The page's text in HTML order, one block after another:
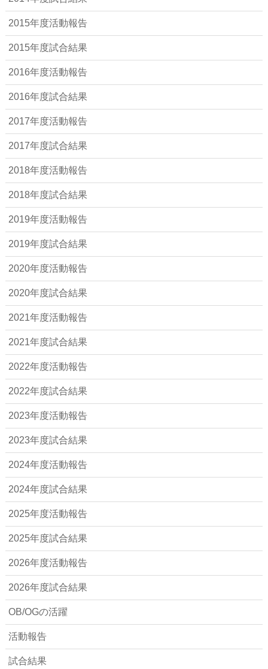
2015年度活動報告
2015年度試合結果
2016年度活動報告
2016年度試合結果
2017年度活動報告
2017年度試合結果
2018年度活動報告
2018年度試合結果
2019年度活動報告
2019年度試合結果
2020年度活動報告
2020年度試合結果
2021年度活動報告
2021年度試合結果
2022年度活動報告
2022年度試合結果
2023年度活動報告
2023年度試合結果
2024年度活動報告
2024年度試合結果
2025年度活動報告
2025年度試合結果
2026年度活動報告
2026年度試合結果
OB/OGの活躍
活動報告
試合結果